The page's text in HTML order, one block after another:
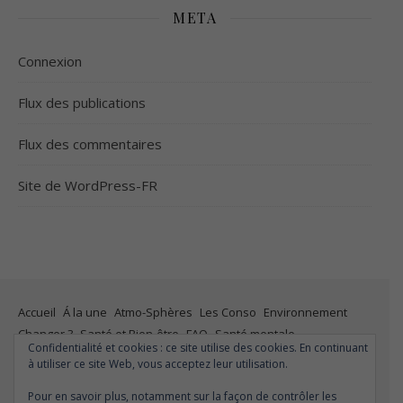
META
Connexion
Flux des publications
Flux des commentaires
Site de WordPress-FR
Accueil Á la une Atmo-Sphères Les Conso Environnement
Changer ? Santé et Bien-être FAQ Santé mentale
Plus de liberté
Plus d’argent Meilleur sommeil
Meilleur coeur
Moins de dépression Meilleur odorat Meilleur goût
Confidentialité et cookies : ce site utilise des cookies. En continuant
à utiliser ce site Web, vous acceptez leur utilisation.
Pour en savoir plus, notamment sur la façon de contrôler les